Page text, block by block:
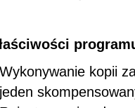
Wykonywanie kopii
jeden